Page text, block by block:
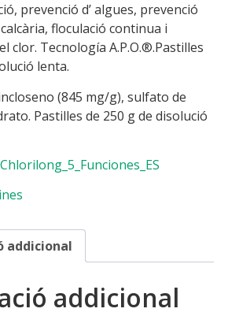
prevenció d’ algues, prevenció
floculació continua i
clor. Tecnología A.P.O.®.Pastilles
lenta.
(845 mg/g), sulfato de
Pastilles de 250 g de disolució
Chlorilong_5_Funciones_ES
addicional
addicional